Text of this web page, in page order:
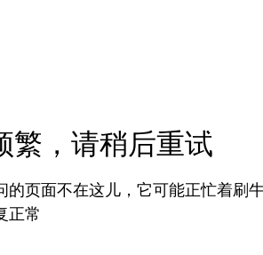
繁，请稍后重试
的页面不在这儿，它可能正忙着刷
正常